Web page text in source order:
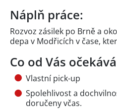
Náplň práce:
Rozvoz zásilek po Brně a
depa v Modřicích v čase,
Co od Vás
Vlastní pick-up
Spolehlivost a
doručeny včas.